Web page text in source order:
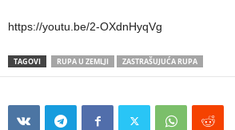
https://youtu.be/2-OXdnHyqVg
TAGOVI RUPA U ZEMLJI ZASTRAŠUJUĆA RUPA